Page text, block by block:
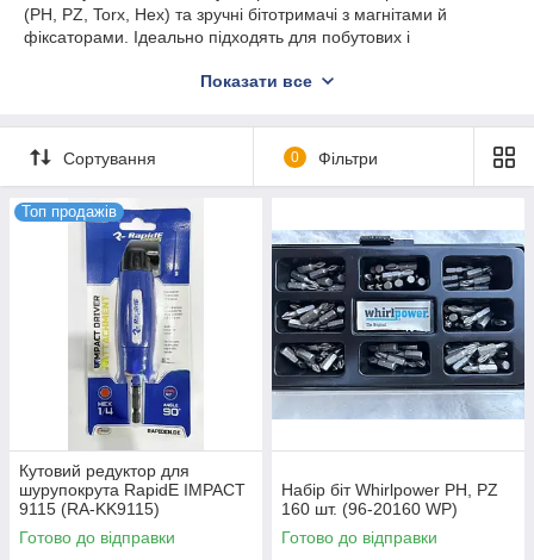
(PH, PZ, Torx, Hex) та зручні бітотримачі з магнітами й
фіксаторами. Ідеально підходять для побутових і
довговічність і ефективність.Показати все
Сортування 0 Фільтри
Топ продажів
Кутовий редуктор для
шурупокрута RapidE IMPACT
9115 (RA-KK9115)
Готово до відправки
Набір біт Whirlpower PH, PZ
160 шт. (96‑20160 WP)
Готово до відправки